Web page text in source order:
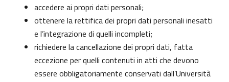
accedere ai propri dati personali;
ottenere la rettifica dei propri dati personali inesatti
e l’integrazione di quelli incompleti;
richiedere la cancellazione dei propri dati, fatta
eccezione per quelli contenuti in atti che devono
essere obbligatoriamente conservati dall’Università